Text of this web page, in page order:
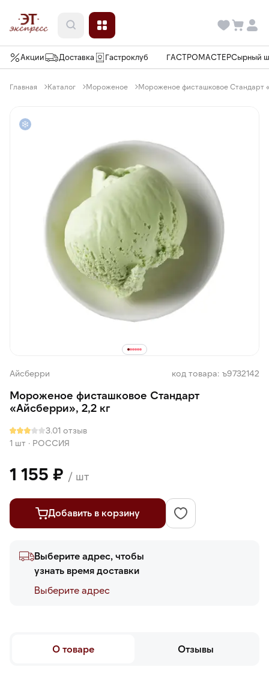
Акции Доставка Гастроклуб ГАСТРОМАСТЕРСырный
Главная Каталог Мороженое Мороженое фисташковое Стандарт
Айсберри код товара: ъ9732142
Мороженое фисташковое Стандарт
«Айсберри», 2,2 кг
3.01 отзыв
1 шт · РОССИЯ
1 155 ₽ / шт
Добавить в корзину
Выберите адрес, чтобы
узнать время доставки
Выберите адреc
О товаре Отзывы